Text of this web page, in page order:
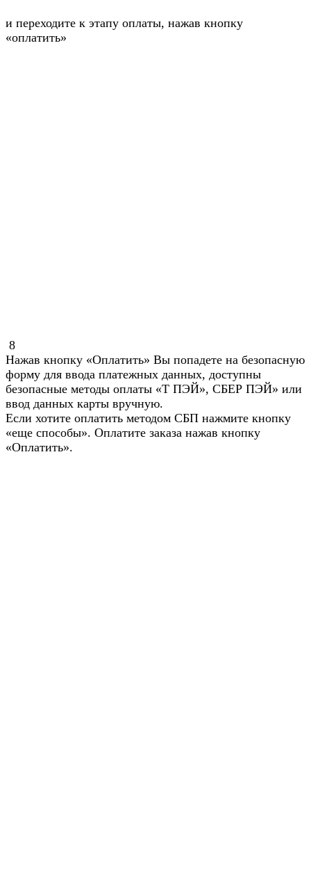
и переходите к этапу оплаты, нажав кнопку
«оплатить»
8
Нажав кнопку «Оплатить» Вы попадете на безопасную
форму для ввода платежных данных, доступны
безопасные методы оплаты «Т ПЭЙ», СБЕР ПЭЙ» или
ввод данных карты вручную.
Если хотите оплатить методом СБП нажмите кнопку
«еще способы». Оплатите заказа нажав кнопку
«Оплатить».